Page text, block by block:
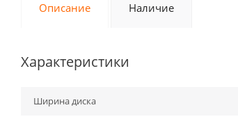
Описание Наличие
Характеристики
Ширина диска